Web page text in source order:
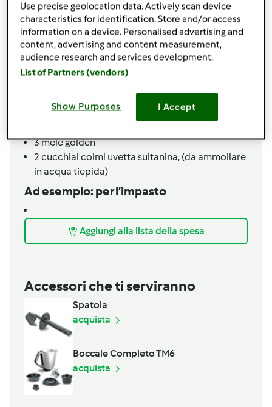
80grammilatte
3uova
1bustinavanillina,(bacca di vaniglia, in
alternativa)
230grammi farina 00
pizzicosale
3mele golden
2cucchiai colmi uvetta sultanina, (da ammollare
in acqua tiepida)
Ad esempio: per l’impasto
Aggiungi alla lista della spesa
Accessori che ti serviranno
Spatola
acquista
Boccale Completo TM6
acquista
Use precise geolocation data. Actively scan device
characteristics for identification. Store and/or access
information on a device. Personalised advertising and
content, advertising and content measurement,
audience research and services development.
List of Partners (vendors)
Show Purposes I Accept